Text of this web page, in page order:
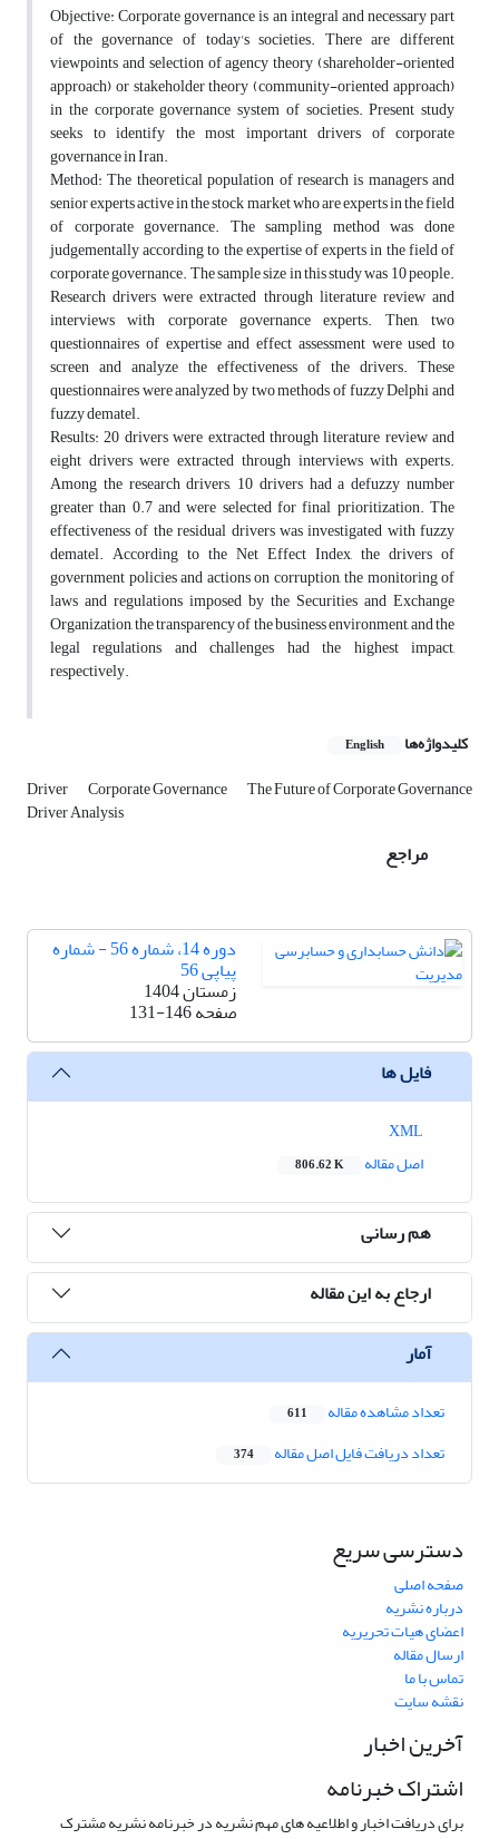
Objective: Corporate governance is an integral and necessary part
of the governance of today's societies. There are different
viewpoints and selection of agency theory (shareholder-oriented
approach) or stakeholder theory (community-oriented approach)
in the corporate governance system of societies. Present study
seeks to identify the most important drivers of corporate
governance in Iran.
Method: The theoretical population of research is managers and
senior experts active in the stock market who are experts in the field
of corporate governance. The sampling method was done
judgementally according to the expertise of experts in the field of
corporate governance. The sample size in this study was 10 people.
Research drivers were extracted through literature review and
interviews with corporate governance experts. Then, two
questionnaires of expertise and effect assessment were used to
screen and analyze the effectiveness of the drivers. These
questionnaires were analyzed by two methods of fuzzy Delphi and
fuzzy dematel.
Results: 20 drivers were extracted through literature review and
eight drivers were extracted through interviews with experts.
Among the research drivers, 10 drivers had a defuzzy number
greater than 0.7 and were selected for final prioritization. The
effectiveness of the residual drivers was investigated with fuzzy
dematel. According to the Net Effect Index, the drivers of
government policies and actions on corruption, the monitoring of
laws and regulations imposed by the Securities and Exchange
Organization, the transparency of the business environment, and the
legal regulations and challenges had the highest impact,
respectively.
کلیدواژه‌ها English
Driver Corporate Governance The Future of Corporate Governance
Driver Analysis
مراجع
دوره 14، شماره 56 - شماره
پیاپی 56
زمستان 1404
صفحه131-146
فایل ها
اصل مقاله
806.62 K
هم رسانی
ارجاع به این مقاله
آمار
تعداد مشاهده مقاله 611
تعداد دریافت فایل اصل مقاله 374
دسترسی سریع
صفحه اصلی
درباره نشریه
اعضای هیات تحریریه
ارسال مقاله
تماس با ما
نقشه سایت
آخرین اخبار
اشتراک خبرنامه
برای دریافت اخبار و اطلاعیه های مهم نشریه در خبرنامه نشریه مشترک